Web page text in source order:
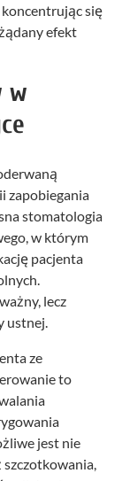
koncentrując się
efekt
w
zapobiegania
stomatologia
w którym
pacjenta
lecz
ustnej.
ze
to
jest nie